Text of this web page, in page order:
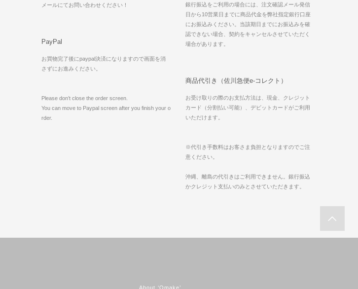
メールにてお問い合わせください！
銀行振込をご利用の場合には、注文確認メール発信
日から10営業日までに商品代金を弊社指定銀行口座
にお振込みください。当該期日までにお振込みを確
認できない場合、契約をキャンセルさせていただく
場合があります。
PayPal
お買物完了後にpaypal決済になりますので画面を消
さずにお進みください。
Please don’t close the order screen.
You can move to Paypal screen after you finish your o
rder.
商品代引き（佐川急便e-コレクト）
お受け取りの際のお支払方法は、現金、クレジット
カード（分割払い可能）、デビットカードがご利用
いただけます。
※代引き手数料はお客さま負担となりますのでご注
意ください。
沖縄、離島の代引きはご利用できません。銀行振込
かクレジット支払いのみとさせていただきます。
About ‘Omake’